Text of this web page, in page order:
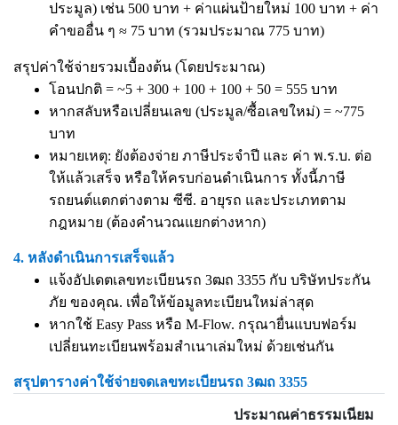
ประมูล) เช่น 500 บาท + ค่าแผ่นป้ายใหม่ 100 บาท + ค่า
คำขออื่น ๆ ≈ 75 บาท (รวมประมาณ 775 บาท)
สรุปค่าใช้จ่ายรวมเบื้องต้น (โดยประมาณ)
โอนปกติ = ~5 + 300 + 100 + 100 + 50 = 555 บาท
หากสลับหรือเปลี่ยนเลข (ประมูล/ซื้อเลขใหม่) = ~775
บาท
หมายเหตุ: ยังต้องจ่าย ภาษีประจำปี และ ค่า พ.ร.บ. ต่อ
ให้แล้วเสร็จ หรือให้ครบก่อนดำเนินการ ทั้งนี้ภาษี
รถยนต์แตกต่างตาม ซีซี. อายุรถ และประเภทตาม
กฎหมาย (ต้องคำนวณแยกต่างหาก)
4. หลังดำเนินการเสร็จแล้ว
แจ้งอัปเดตเลขทะเบียนรถ 3ฒถ 3355 กับ บริษัทประกัน
ภัย ของคุณ. เพื่อให้ข้อมูลทะเบียนใหม่ล่าสุด
หากใช้ Easy Pass หรือ M-Flow. กรุณายื่นแบบฟอร์ม
เปลี่ยนทะเบียนพร้อมสำเนาเล่มใหม่ ด้วยเช่นกัน
สรุปตารางค่าใช้จ่ายจดเลขทะเบียนรถ 3ฒถ 3355
ประมาณค่าธรรมเนียม